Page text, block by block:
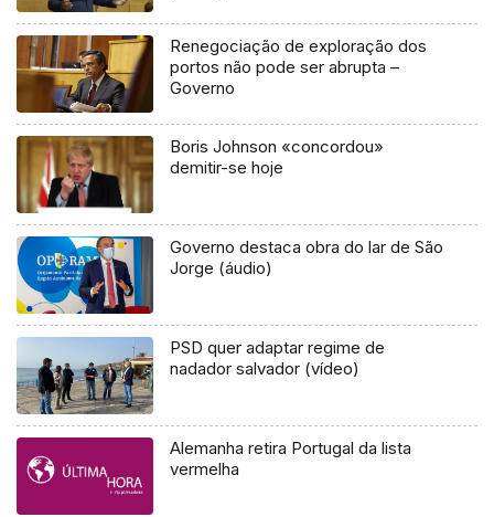
Renegociação de exploração dos
portos não pode ser abrupta –
Governo
Boris Johnson «concordou»
demitir-se hoje
Governo destaca obra do lar de São
Jorge (áudio)
PSD quer adaptar regime de
nadador salvador (vídeo)
Alemanha retira Portugal da lista
vermelha